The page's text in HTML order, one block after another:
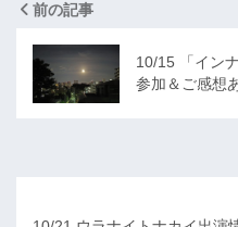
前の記事
10/15 「イン
参加＆ご感想